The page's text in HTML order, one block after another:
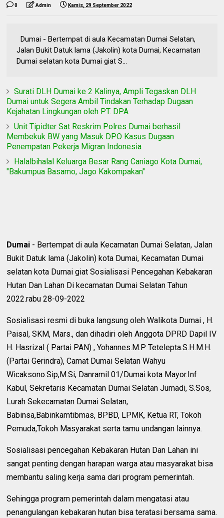
0 Admin Kamis, 29 September 2022
Dumai - Bertempat di aula Kecamatan Dumai Selatan,
Jalan Bukit Datuk lama (Jakolin) kota Dumai, Kecamatan
Dumai selatan kota Dumai giat S...
Surati DLH Dumai ke 2 Kalinya, Ampli Tegaskan DLH
Dumai untuk Segera Ambil Tindakan Terhadap Dugaan
Kejahatan Lingkungan oleh PT. DPA
Unit Tipidter Sat Reskrim Polres Dumai berhasil
Membekuk BW yang Masuk DPO Kasus Dugaan
Penempatan Pekerja Migran Indonesia
Halalbihalal Keluarga Besar Rang Caniago Kota Dumai,
"Bakumpua Basamo, Jago Kakompakan"
Dumai - Bertempat di aula Kecamatan Dumai Selatan, Jalan
Bukit Datuk lama (Jakolin) kota Dumai, Kecamatan Dumai
selatan kota Dumai giat Sosialisasi Pencegahan Kebakaran
Hutan Dan Lahan Di kecamatan Dumai Selatan Tahun
2022.rabu 28-09-2022
Sosialisasi resmi di buka langsung oleh Walikota Dumai , H.
Paisal, SKM, Mars., dan dihadiri oleh Anggota DPRD Dapil IV
H. Hasrizal ( Partai PAN) , Yohannes.M.P Tetelepta.S.H.M.H.
(Partai Gerindra), Camat Dumai Selatan Wahyu
Wicaksono.Sip,M.Si, Danramil 01/Dumai kota Mayor.Inf
Kabul, Sekretaris Kecamatan Dumai Selatan Jumadi, S.Sos,
Lurah Sekecamatan Dumai Selatan,
Babinsa,Babinkamtibmas, BPBD, LPMK, Ketua RT, Tokoh
Pemuda,Tokoh Masyarakat serta tamu undangan lainnya.
Sosialisasi pencegahan Kebakaran Hutan Dan Lahan ini
sangat penting dengan harapan warga atau masyarakat bisa
membantu saling kerja sama dari program pemerintah.
Sehingga program pemerintah dalam mengatasi atau
penangulangan kebakaran hutan bisa teratasi bersama sama.